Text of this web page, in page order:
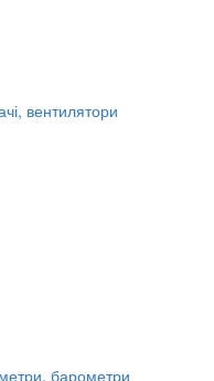
вентилятори
барометри